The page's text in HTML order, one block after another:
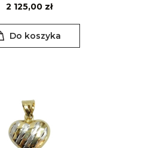
2 125,00 zł
Do koszyka